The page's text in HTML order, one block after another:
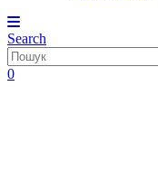
Search
0